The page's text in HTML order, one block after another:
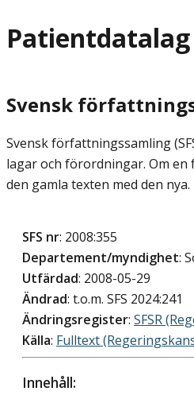
Patientdatalag
Svensk
Svensk författningssamling
lagar och förordningar. Om
den gamla texten med den nya.
SFS nr: 2008:355
Departement/myndighet:
Utfärdad: 2008-05-29
Ändrad: t.o.m. SFS 2024:241
Ändringsregister: SFSR
Källa: Fulltext
Innehåll: